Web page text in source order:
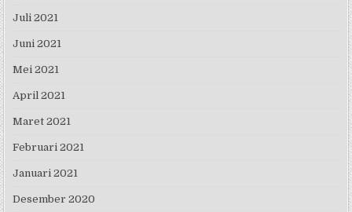
Juli 2021
Juni 2021
Mei 2021
April 2021
Maret 2021
Februari 2021
Januari 2021
Desember 2020